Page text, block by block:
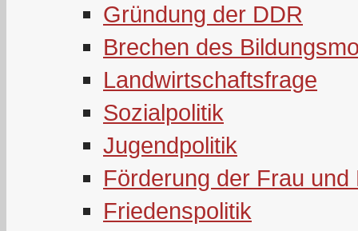
Gründung der DDR
Brechen des
Landwirtschaftsfrage
Sozialpolitik
Jugendpolitik
Förderung der Frau und
Friedenspolitik